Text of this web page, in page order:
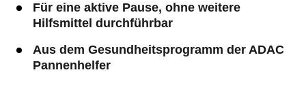
Für eine aktive Pause, ohne weitere
Hilfsmittel durchführbar
Aus dem Gesundheitsprogramm der ADAC
Pannenhelfer